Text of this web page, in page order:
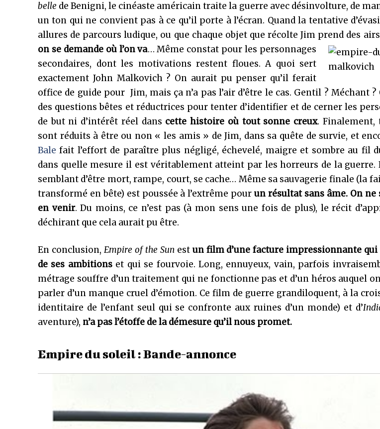
belle de Benigni, le cinéaste américain traite la guerre avec désinvolture, de
un ton qui ne convient pas à ce qu’il porte à l’écran. Quand la tentative
allures de parcours ludique, ou que chaque objet que récolte Jim prend des
on se demande où l’on va… Même constat pour les personnages
secondaires, dont les motivations restent floues. A quoi sert
exactement John Malkovich ? On aurait pu penser qu’il ferait
office de guide pour Jim, mais ça n’a pas l’air d’être le cas. Gentil ? Méchant
des questions bêtes et réductrices pour tenter d’identifier et de cerner les
de but ni d’intérêt réel dans cette histoire où tout sonne creux. Finalement,
sont réduits à être ou non « les amis » de Jim, dans sa quête de survie, et
Bale fait l’effort de paraître plus négligé, échevelé, maigre et sombre au fil
dans quelle mesure il est véritablement atteint par les horreurs de la guerre.
semblant d’être mort, rampe, court, se cache… Même sa sauvagerie finale (la
transformé en bête) est poussée à l’extrême pourun résultat sans âme. On
en venir. Du moins, ce n’est pas (à mon sens une fois de plus), le récit
déchirant que cela aurait pu être.
En conclusion, Empire of the Sunest un film d’une facture impressionnante qui
de ses ambitionset qui se fourvoie. Long, ennuyeux, vain, parfois
métrage souffre d’un traitement qui ne fonctionne pas et d’un héros auquel on
parler d’un manque cruel d’émotion. Ce film de guerre grandiloquent, à la
identitaire de l’enfant seul qui se confronte aux ruines d’un monde) et d’
aventure), n’a pas l’étoffe de la démesure qu’il nous promet.
Empire du soleil : Bande-annonce